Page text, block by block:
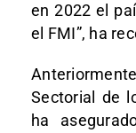
en 2022 el
el FMI”, ha
Sectorial de
ha